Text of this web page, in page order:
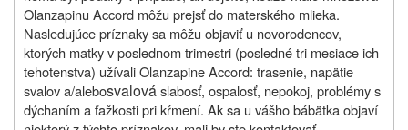
Olanzapinu Accord môžu prejsť do materského mlieka.
Nasledujúce príznaky sa môžu objaviť u novorodencov,
ktorých matky v poslednom trimestri (posledné tri mesiace ich
tehotenstva) užívali Olanzapine Accord: trasenie, napätie
svalov a/alebosvalováslabosť, ospalosť, nepokoj, problémy s
dýchaním a ťažkosti pri kŕmení. Ak sa u vášho bábätka objaví